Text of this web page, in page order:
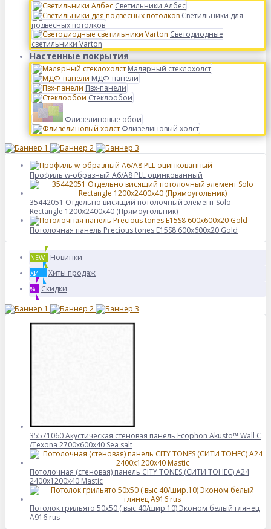
Светильники Албес
Светильники для
подвесных потолков
Светодиодные
светильники Varton
Настенные покрытия
Малярный стеклохолст
МДФ-панели
Пвх-панели
Стеклообои
Флизелиновые обои
Флизелиновый холст
Профиль w-образный A6/A8 PLL оцинкованный
35442051 Отдельно висящий потолочный элемент Solo
Rectangle 1200x2400x40 (Прямоугольник)
Потолочная панель Precious tones E15S8 600x600x20 Gold
NEW Новинки
ХИТ Хиты продаж
% Скидки
35571060 Акустическая стеновая панель Ecophon Akusto™ Wall C
/Texona 2700x600x40 Sea salt
Потолочная (стеновая) панель CITY TONES (CИТИ ТОНЕС) A24
2400x1200x40 Mastic
Потолок грильято 50х50 ( выс.40/шир.10) Эконом белый глянец
А916 rus